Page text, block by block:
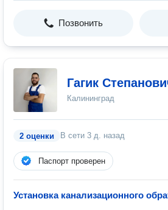
Позвонить
Гагик
Калининград
2 оценки В сети 3 д. назад
Паспорт проверен
Установка канализационного